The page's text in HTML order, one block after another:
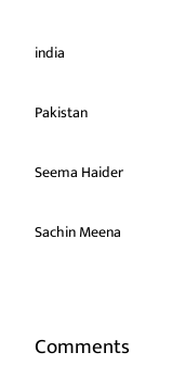
india
Pakistan
Seema Haider
Sachin Meena
Comments